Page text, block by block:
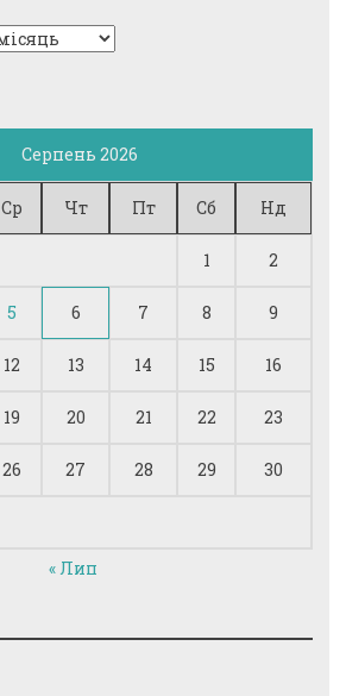
Серпень 2026
Ср Чт Пт Сб Нд
1 2
5 6 7 8 9
12 13 14 15 16
19 20 21 22 23
26 27 28 29 30
« Лип